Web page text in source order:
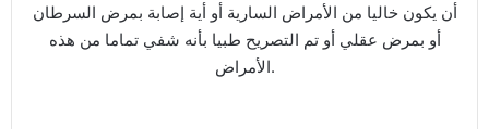
أن يكون خاليا من الأمراض السارية أو أية إصابة بمرض السرطان
أو بمرض عقلي أو تم التصريح طبيا بأنه شفي تماما من هذه
الأمراض.